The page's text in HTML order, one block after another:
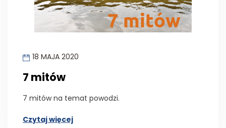
18 MAJA 2020
7 mitów
7 mitów na temat powodzi.
Czytaj więcej